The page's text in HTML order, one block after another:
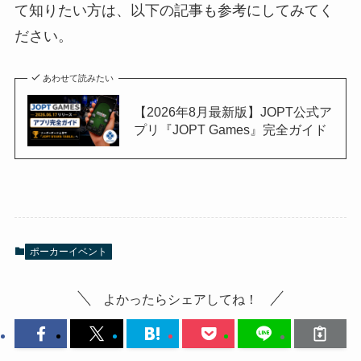
て知りたい方は、以下の記事も参考にしてみてく
ださい。
あわせて読みたい
【2026年8月最新版】JOPT公式ア
プリ『JOPT Games』完全ガイド
ポーカーイベント
よかったらシェアしてね！